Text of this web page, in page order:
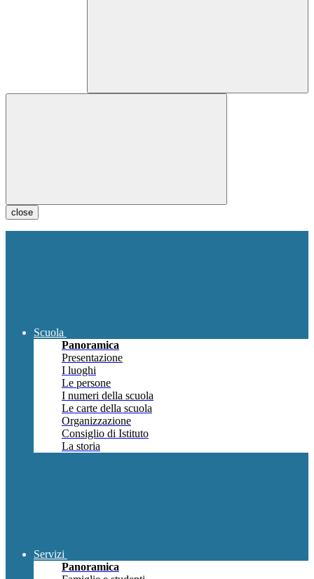
close
Scuola
Panoramica
Presentazione
I luoghi
Le persone
I numeri della scuola
Le carte della scuola
Organizzazione
Consiglio di Istituto
La storia
Servizi
Panoramica